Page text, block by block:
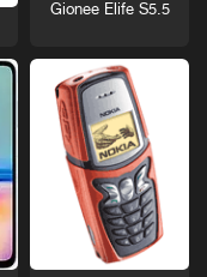
Gionee Elife S5.5